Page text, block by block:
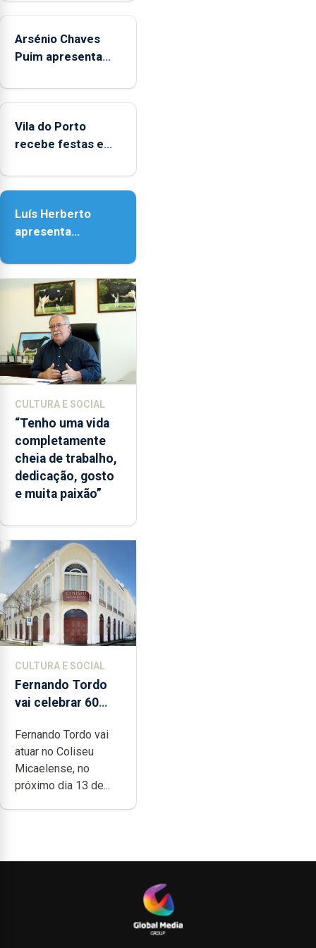
aos
durante
o
de
entre
as
e
as
18h00.
Arsénio Chaves
Puim apresenta
de Vila do Porto
Vila do Porto
recebe festas em
Senhora da
Luís Herberto
apresenta
Paisagem’
CULTURA E SOCIAL
“Tenho uma vida
completamente
cheia de trabalho,
dedicação, gosto
e muita paixão”
CULTURA E SOCIAL
Fernando Tordo
vai celebrar 60
no Coliseu
Micaelense
Fernando Tordo vai
atuar no Coliseu
Micaelense, no
próximo dia 13 de...